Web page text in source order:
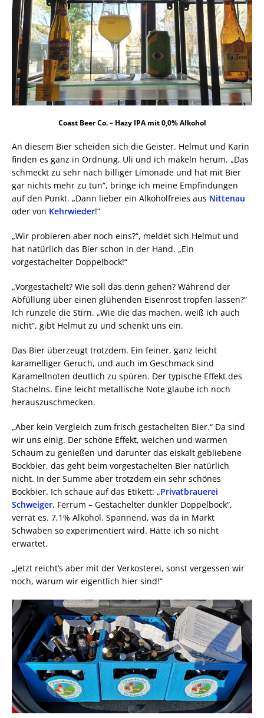
Coast Beer Co. – Hazy IPA mit 0,0% Alkohol
An diesem Bier scheiden sich die Geister. Helmut und Karin
finden es ganz in Ordnung, Uli und ich mäkeln herum. „Das
schmeckt zu sehr nach billiger Limonade und hat mit Bier
gar nichts mehr zu tun“, bringe ich meine Empfindungen
auf den Punkt. „Dann lieber ein Alkoholfreies aus Nittenau
oder von Kehrwieder!“
„Wir probieren aber noch eins?“, meldet sich Helmut und
hat natürlich das Bier schon in der Hand. „Ein
vorgestachelter Doppelbock!“
„Vorgestachelt? Wie soll das denn gehen? Während der
Abfüllung über einen glühenden Eisenrost tropfen lassen?“
Ich runzele die Stirn. „Wie die das machen, weiß ich auch
nicht“, gibt Helmut zu und schenkt uns ein.
Das Bier überzeugt trotzdem. Ein feiner, ganz leicht
karamelliger Geruch, und auch im Geschmack sind
Karamellnoten deutlich zu spüren. Der typische Effekt des
Stachelns. Eine leicht metallische Note glaube ich noch
herauszuschmecken.
„Aber kein Vergleich zum frisch gestachelten Bier.“ Da sind
wir uns einig. Der schöne Effekt, weichen und warmen
Schaum zu genießen und darunter das eiskalt gebliebene
Bockbier, das geht beim vorgestachelten Bier natürlich
nicht. In der Summe aber trotzdem ein sehr schönes
Bockbier. Ich schaue auf das Etikett: „Privatbrauerei
Schweiger, Ferrum – Gestachelter dunkler Doppelbock“,
verrät es. 7,1% Alkohol. Spannend, was da in Markt
Schwaben so experimentiert wird. Hätte ich so nicht
erwartet.
„Jetzt reicht’s aber mit der Verkosterei, sonst vergessen wir
noch, warum wir eigentlich hier sind!“